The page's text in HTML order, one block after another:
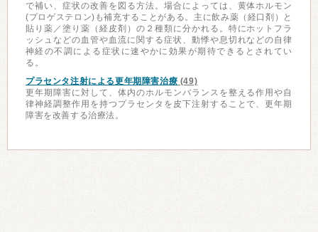
で補い、症状の改善を図る方法。場合によっては、黄体ホルモン
(プロゲステロン)も補充することがある。主に飲み薬（経口剤）と
貼り薬／塗り薬（経皮剤）の２種類に分かれる。特にホットフラ
ッシュなどの血管や血流に関する症状、動悸や息切れなどの自律
神経の不調による症状に速やかに効果が期待できるとされてい
る。
プラセンタ注射による更年期障害治療 (49)
更年期障害に対して、体内のホルモンバランスを整える作用や自
律神経調整作用を持つプラセンタを皮下注射することで、更年期
障害を改善する治療法。